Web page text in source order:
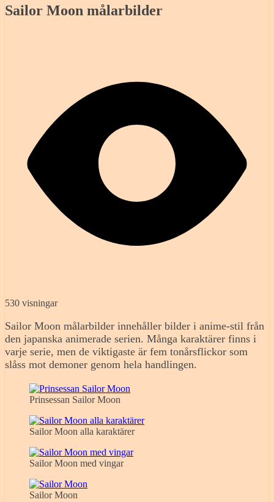
Sailor Moon målarbilder
530 visningar
Sailor Moon målarbilder innehåller bilder i anime-stil från
den japanska animerade serien. Många karaktärer finns i
varje serie, men de viktigaste är fem tonårsflickor som
slåss mot demoner genom hela handlingen.
Prinsessan Sailor Moon
Sailor Moon alla karaktärer
Sailor Moon med vingar
Sailor Moon